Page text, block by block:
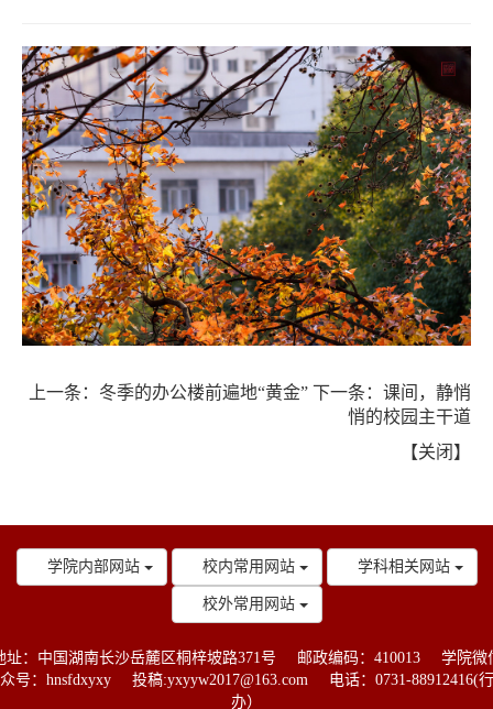
上一条： 冬季的办公楼前遍地“黄金” 下一条： 课间，静悄
悄的校园主干道
【关闭 】
学院内部网站 校内常用网站 学科相关网站
校外常用网站
址：中国湖南长沙岳麓区桐梓坡路371号 邮政编码：410013
学院微
号：hnsfdxyxy
投稿:yxyyw2017@163.com
电话：0731-88912416(
办）